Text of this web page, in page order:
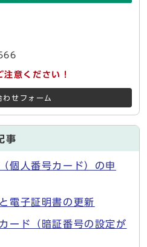
意ください！
わせフォーム
事
個人番号カード）の申
電子証明書の更新
ード（暗証番号の設定が